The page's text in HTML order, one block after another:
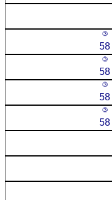
③
58
③
58
③
58
③
58